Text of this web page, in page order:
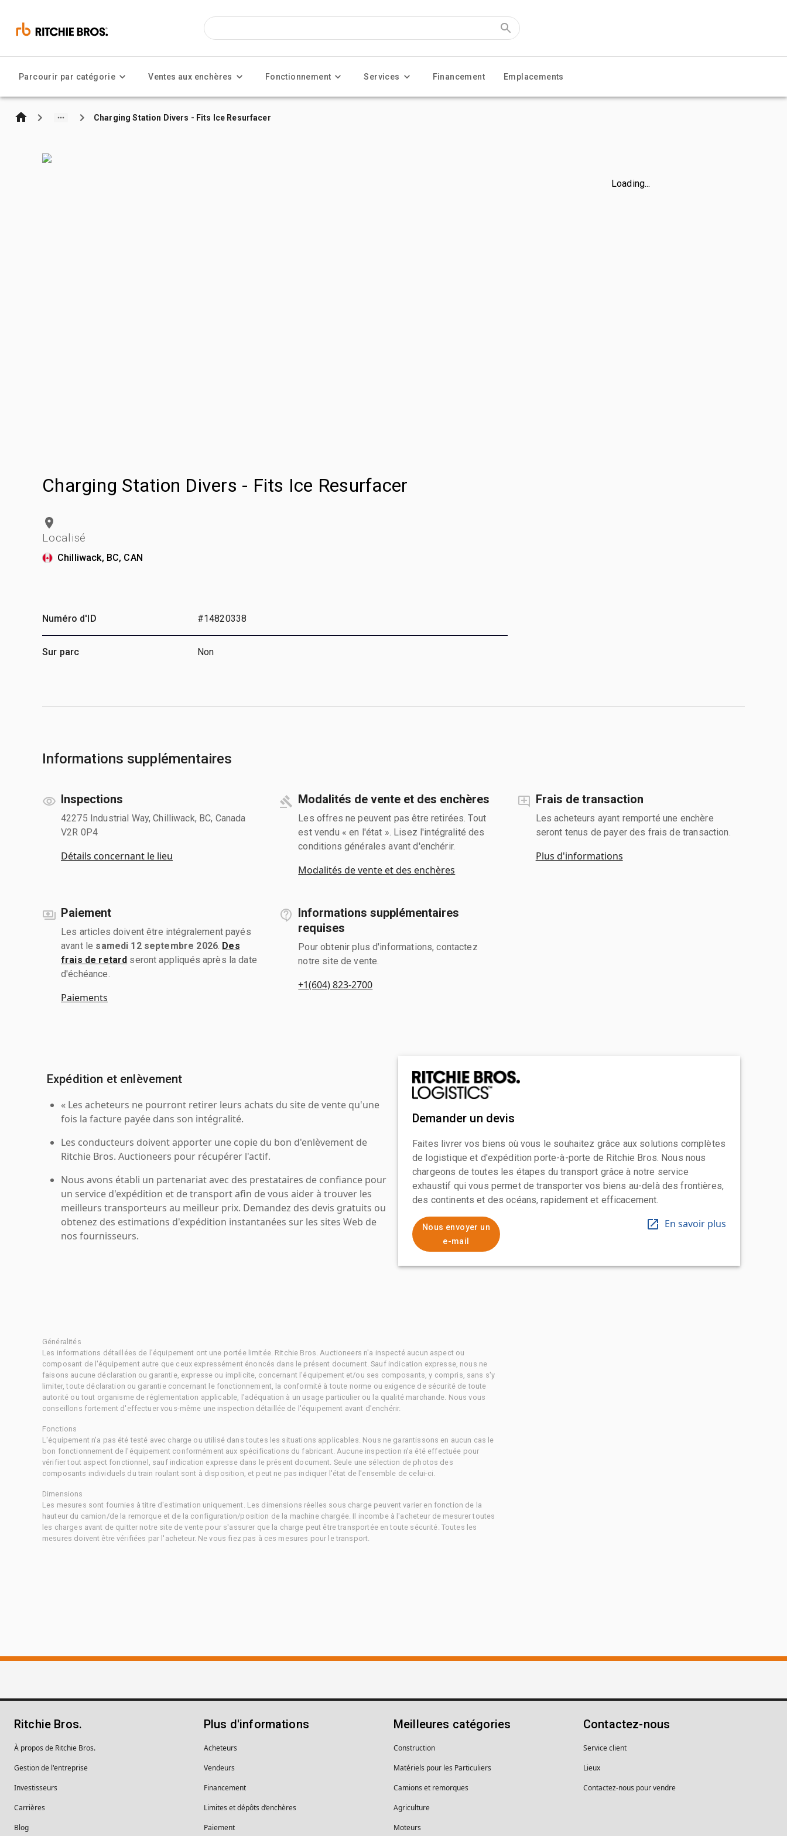
Parcourir par catégorie Ventes aux enchères Fonctionnement Services Financement Emplacements
Charging Station Divers - Fits Ice Resurfacer
Charging Station Divers - Fits Ice Resurfacer
Localisé
Chilliwack, BC, CAN
Loading...
Numéro d'ID #14820338
Sur parc Non
Informations supplémentaires
Inspections
42275 Industrial Way, Chilliwack, BC, Canada
V2R 0P4
Détails concernant le lieu
Modalités de vente et des enchères
Les offres ne peuvent pas être retirées. Tout
est vendu « en l'état ». Lisez l'intégralité des
conditions générales avant d'enchérir.
Modalités de vente et des enchères
Frais de transaction
Les acheteurs ayant remporté une enchère
seront tenus de payer des frais de transaction.
Plus d'informations
Paiement
Les articles doivent être intégralement payés
avant le samedi 12 septembre 2026. Des
frais de retard seront appliqués après la date
d'échéance.
Paiements
Informations supplémentaires
requises
Pour obtenir plus d'informations, contactez
notre site de vente.
+1(604) 823-2700
Expédition et enlèvement
« Les acheteurs ne pourront retirer leurs achats du site de vente qu'une
fois la facture payée dans son intégralité.
Les conducteurs doivent apporter une copie du bon d'enlèvement de
Ritchie Bros. Auctioneers pour récupérer l'actif.
Nous avons établi un partenariat avec des prestataires de confiance pour
un service d'expédition et de transport afin de vous aider à trouver les
meilleurs transporteurs au meilleur prix. Demandez des devis gratuits ou
obtenez des estimations d'expédition instantanées sur les sites Web de
nos fournisseurs.
Demander un devis
Faites livrer vos biens où vous le souhaitez grâce aux solutions complètes
de logistique et d'expédition porte-à-porte de Ritchie Bros. Nous nous
chargeons de toutes les étapes du transport grâce à notre service
exhaustif qui vous permet de transporter vos biens au-delà des frontières,
des continents et des océans, rapidement et efficacement.
Nous envoyer un
e-mail
En savoir plus
Généralités
Les informations détaillées de l'équipement ont une portée limitée. Ritchie Bros. Auctioneers n'a inspecté aucun aspect ou
composant de l'équipement autre que ceux expressément énoncés dans le présent document. Sauf indication expresse, nous ne
faisons aucune déclaration ou garantie, expresse ou implicite, concernant l'équipement et/ou ses composants, y compris, sans s'y
limiter, toute déclaration ou garantie concernant le fonctionnement, la conformité à toute norme ou exigence de sécurité de toute
autorité ou tout organisme de réglementation applicable, l'adéquation à un usage particulier ou la qualité marchande. Nous vous
conseillons fortement d'effectuer vous-même une inspection détaillée de l'équipement avant d'enchérir.
Fonctions
L'équipement n'a pas été testé avec charge ou utilisé dans toutes les situations applicables. Nous ne garantissons en aucun cas le
bon fonctionnement de l'équipement conformément aux spécifications du fabricant. Aucune inspection n'a été effectuée pour
vérifier tout aspect fonctionnel, sauf indication expresse dans le présent document. Seule une sélection de photos des
composants individuels du train roulant sont à disposition, et peut ne pas indiquer l'état de l'ensemble de celui-ci.
Dimensions
Les mesures sont fournies à titre d'estimation uniquement. Les dimensions réelles sous charge peuvent varier en fonction de la
hauteur du camion/de la remorque et de la configuration/position de la machine chargée. Il incombe à l'acheteur de mesurer toutes
les charges avant de quitter notre site de vente pour s'assurer que la charge peut être transportée en toute sécurité. Toutes les
mesures doivent être vérifiées par l'acheteur. Ne vous fiez pas à ces mesures pour le transport.
Ritchie Bros.
À propos de Ritchie Bros.
Gestion de l'entreprise
Investisseurs
Carrières
Blog
Plus d'informations
Acheteurs
Vendeurs
Financement
Limites et dépôts d’enchères
Paiement
Meilleures catégories
Construction
Matériels pour les Particuliers
Camions et remorques
Agriculture
Moteurs
Contactez-nous
Service client
Lieux
Contactez-nous pour vendre